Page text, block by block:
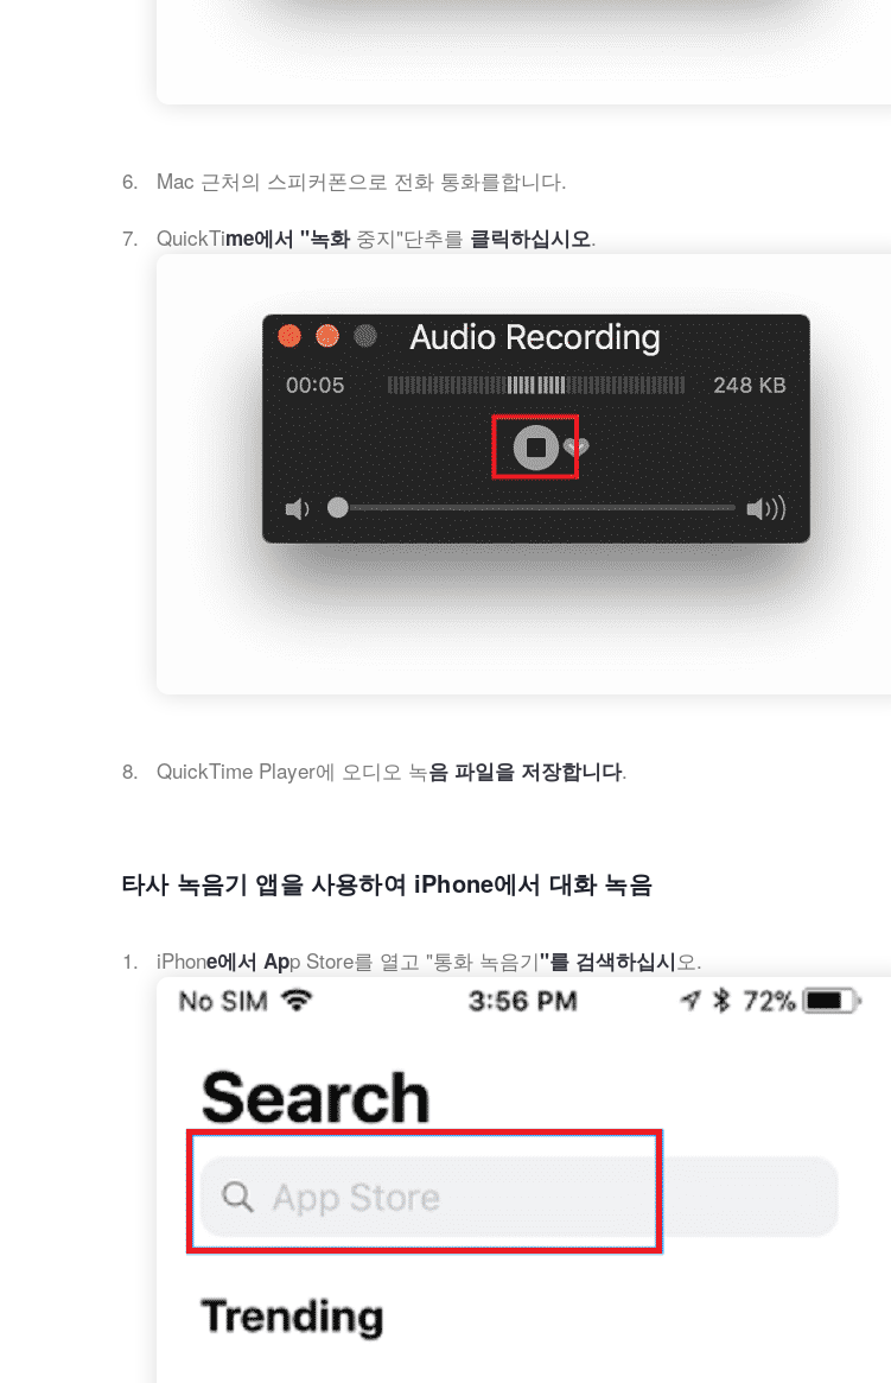
Mac 근처의 스피커폰으로 전화 통화를합니다.
QuickTime에서 "녹화중지"단추를 클릭하십시오.
QuickTime Player에 오디오 녹음 파일을 저장합니다.
타사 녹음기 앱을 사용하여 iPhone에서 대화 녹음
iPhone에서 App Store를 열고 "통화 녹음기"를 검색하십시오.